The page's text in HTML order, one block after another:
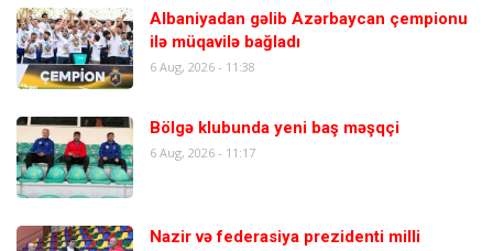
Albaniyadan gəlib Azərbaycan çempionu
ilə müqavilə bağladı
6 Aug, 2026 - 11:38
Bölgə klubunda yeni baş məşqçi
6 Aug, 2026 - 11:17
Nazir və federasiya prezidenti milli